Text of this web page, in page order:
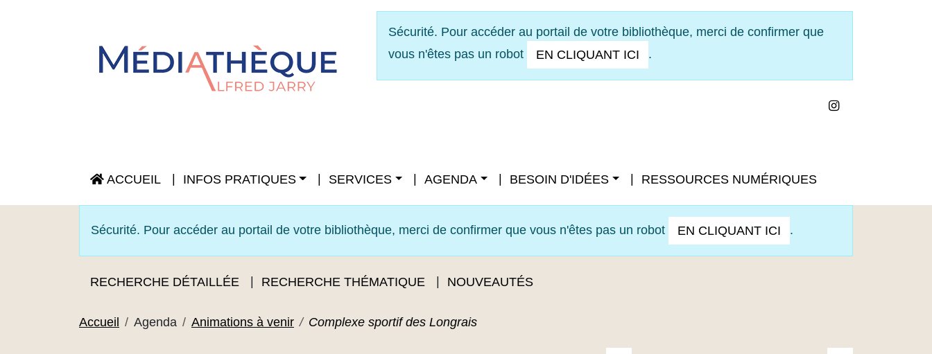
Sécurité. Pour accéder au portail de votre bibliothèque, merci de confirmer que
vous n'êtes pas un robot
EN CLIQUANT ICI .
ACCUEIL INFOS PRATIQUES SERVICES AGENDA BESOIN D'IDÉES RESSOURCES NUMÉRIQUES
Sécurité. Pour accéder au portail de votre bibliothèque, merci de confirmer que vous n'êtes pas un robot EN CLIQUANT ICI .
RECHERCHE DÉTAILLÉE RECHERCHE THÉMATIQUE NOUVEAUTÉS
Accueil Agenda Animations à venir Complexe sportif des Longrais